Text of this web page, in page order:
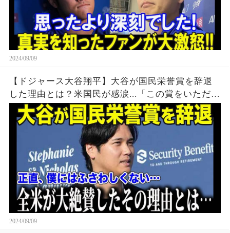
2024/09/09
【ドジャース大谷翔平】大谷が国民栄誉賞を辞退
した理由とは？米国民が感涙...「この賞をいただく
のはまだ・・・」【海外の反応/MLB/野球】
2024/09/09